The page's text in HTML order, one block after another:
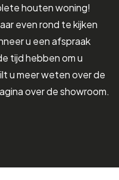
houten woning!
even rond te kijken
u een afspraak
tijd hebben om u
u meer weten over de
over de showroom.